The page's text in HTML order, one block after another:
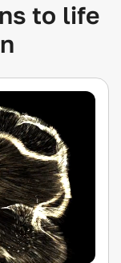
to life